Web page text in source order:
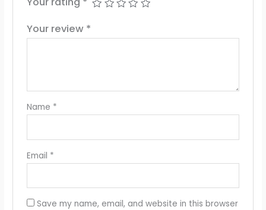
Your review *
Name *
Email *
Save my name, email, and website in this browser